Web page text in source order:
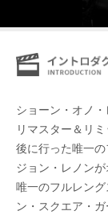
ショーン・オノ
リマスター＆リ
後に行った唯一の
ジョン・レノン
唯一のフルレン
ン・スクエア・